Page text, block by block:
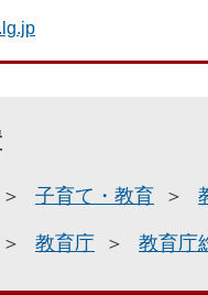
子育て・教育
教育庁 教育庁